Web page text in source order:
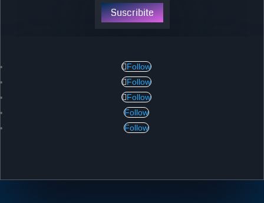
Suscribite
Follow
Follow
Follow
Follow
Follow